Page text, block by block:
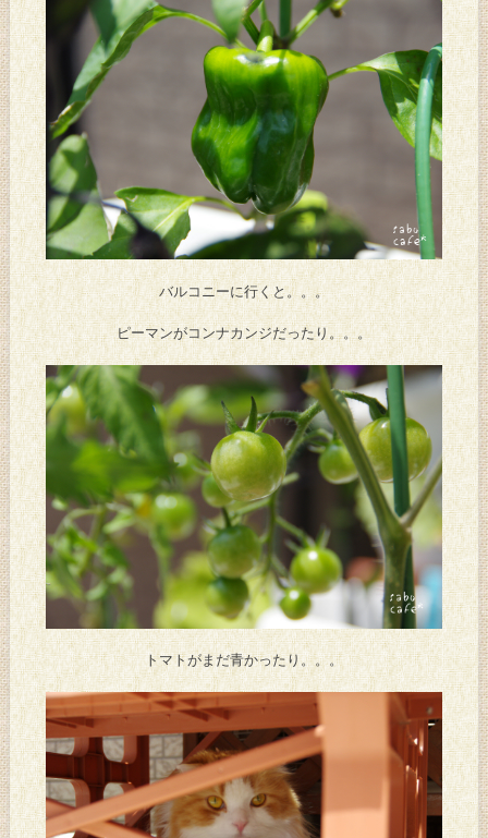
バルコニーに行くと。。。
ピーマンがコンナカンジだったり。。。
トマトがまだ青かったり。。。